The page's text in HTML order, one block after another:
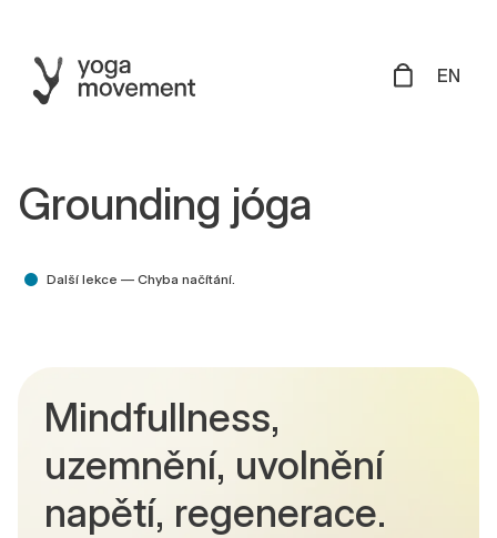
EN
Grounding jóga
Další lekce — Chyba načítání.
Mindfullness,
uzemnění, uvolnění
napětí, regenerace.